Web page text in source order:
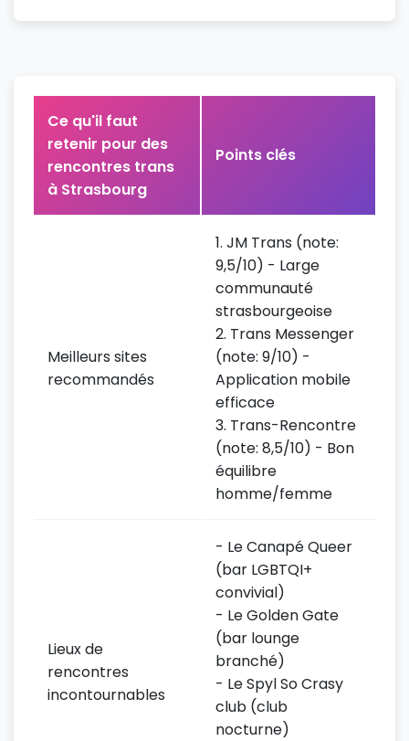
Ce qu'il faut
retenir pour des
rencontres trans
à Strasbourg
Points clés
Meilleurs sites
recommandés
1. JM Trans (note:
9,5/10) - Large
communauté
strasbourgeoise
2. Trans Messenger
(note: 9/10) -
Application mobile
efficace
3. Trans-Rencontre
(note: 8,5/10) - Bon
équilibre
homme/femme
Lieux de
rencontres
incontournables
- Le Canapé Queer
(bar LGBTQI+
convivial)
- Le Golden Gate
(bar lounge
branché)
- Le Spyl So Crasy
club (club
nocturne)